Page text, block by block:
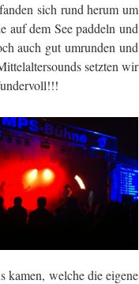
sich rund herum um
auf dem See paddeln und
auch gut umrunden und
setzten wir
kamen, welche die eigene